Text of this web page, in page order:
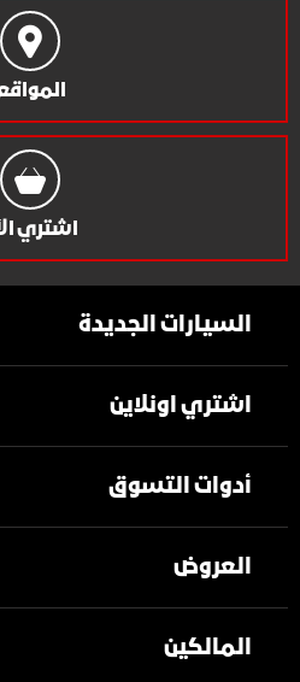
اشتري
السيارات الجديدة
اشتري اونلاين
أدوات التسوق
العروض
المالكين